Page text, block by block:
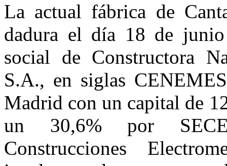
La actual fábrica de
dadura el día 18 de
social de Constructora
S.A., en siglas
Madrid con un capital de
un 30,6% por
Construcciones